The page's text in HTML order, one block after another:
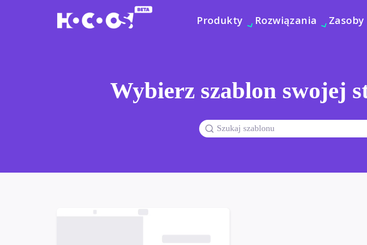
Produkty Rozwiązania Zasoby
Wybierz szablon swojej